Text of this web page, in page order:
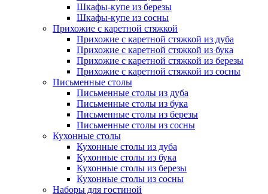
Шкафы-купе из березы
Шкафы-купе из сосны
Прихожие с каретной стяжкой
Прихожие с каретной стяжкой из дуба
Прихожие с каретной стяжкой из бука
Прихожие с каретной стяжкой из березы
Прихожие с каретной стяжкой из сосны
Письменные столы
Письменные столы из дуба
Письменные столы из бука
Письменные столы из березы
Письменные столы из сосны
Кухонные столы
Кухонные столы из дуба
Кухонные столы из бука
Кухонные столы из березы
Кухонные столы из сосны
Наборы для гостиной